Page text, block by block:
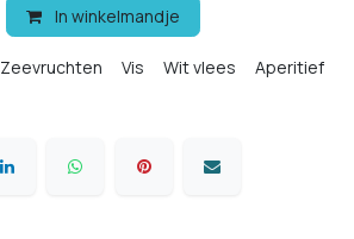
In winkelmandje
Zeevruchten Vis Wit vlees
Aperitief